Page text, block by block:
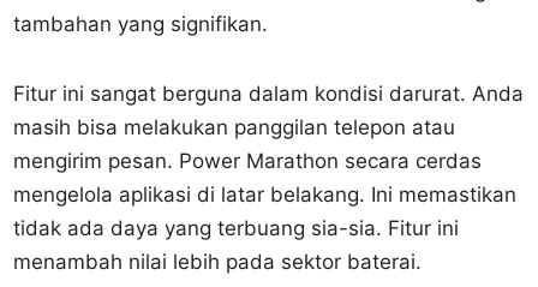
tambahan yang signifikan.
Fitur ini sangat berguna dalam kondisi darurat. Anda
masih bisa melakukan panggilan telepon atau
mengirim pesan. Power Marathon secara cerdas
mengelola aplikasi di latar belakang. Ini memastikan
tidak ada daya yang terbuang sia-sia. Fitur ini
menambah nilai lebih pada sektor baterai.